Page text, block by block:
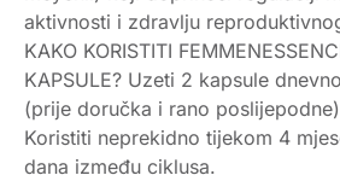
aktivnosti i zdravlju
KAKO KORISTITI
KAPSULE? Uzeti 2 kapsule
(prije doručka i rano
Koristiti neprekidno tijekom 4
dana između ciklusa.